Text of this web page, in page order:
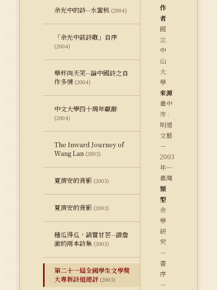
余光中的詩--水蜜桃 (2004)
「余光中談詩歌」自序
(2004)
舉杯向天笑--論中國詩之自
作多情 (2004)
中文大學四十周年獻辭
(2004)
The Inward Journey of
Wang Lan (2003)
夏濟安的背影 (2003)
夏濟安的背影 (2003)
種瓜得瓜，請嘗甘苦--讀詹
澈的兩本詩集 (2003)
第二十一屆全國學生文學獎
大專新詩組總評 (2003)
作
者
國
立
中
山
大
學
來源
臺中
市 :
明道
文藝
－
2003
年─
臺灣
類
型
余
學
研
究
－
書
序
－